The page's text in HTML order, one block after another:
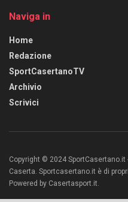
Naviga in
Home
Redazione
SportCasertanoTV
Archivio
Scrivici
Copyright © 2024
Caserta. Sportcasertano.it è di
Powered by Casertasport.it.